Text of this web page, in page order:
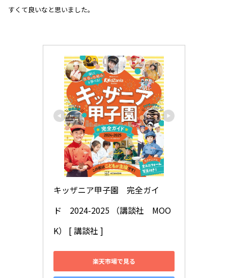
すくて良いなと思いました。
キッザニア甲子園　完全ガイ
ド　2024-2025 （講談社　MOO
K） [ 講談社 ]
楽天市場で見る